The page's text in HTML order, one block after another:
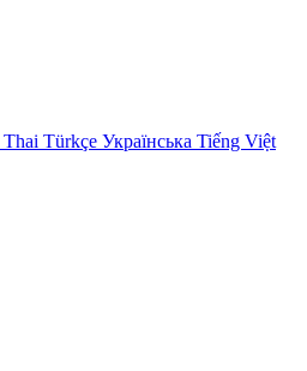
Thai Türkçe Українська Tiếng Việt